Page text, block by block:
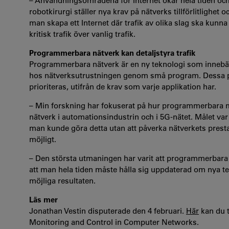
robotkirurgi ställer nya krav på nätverks tillförlitlighet
man skapa ett Internet där trafik av olika slag ska
kritisk trafik över vanlig trafik.
Programmerbara nätverk kan detaljstyra trafik
Programmerbara nätverk är en ny teknologi som
hos nätverksutrustningen genom små program.
prioriteras, utifrån de krav som varje applikation har.
– Min forskning har fokuserat på hur programmerbara
nätverk i automationsindustrin och i 5G-nätet. Målet
man kunde göra detta utan att påverka nätverkets
möjligt.
– Den största utmaningen har varit att
att man hela tiden måste hålla sig uppdaterad om nya
möjliga resultaten.
Läs mer
Jonathan Vestin disputerade den 4 februari. Här kan du
Monitoring and Control in Computer Networks.